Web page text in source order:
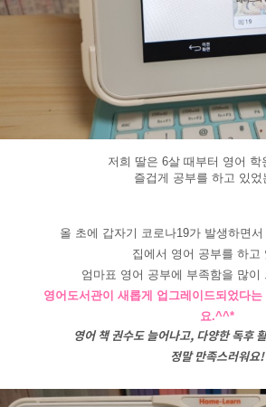
저희 딸은 6살 때부터 영어 학
즐겁게 공부를 하고 있었
올 초에 갑자기 코로나19가 발생하면
집에서 영어 공부를 하고
엄마표 영어 공부에 부족함을 많이
영어도서관이 새롭게 업그레이드되었다는
요.^^*
영어 책 권수도 늘어나고, 다양한 독후
정말 만족스러워요!